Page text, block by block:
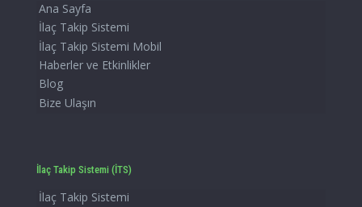
Ana Sayfa
İlaç Takip Sistemi
İlaç Takip Sistemi Mobil
Haberler ve Etkinlikler
Blog
Bize Ulaşın
İlaç Takip Sistemi (İTS)
İlaç Takip Sistemi